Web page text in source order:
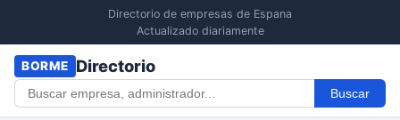
Directorio de empresas de Espana
Actualizado diariamente
BORME Directorio
Buscar